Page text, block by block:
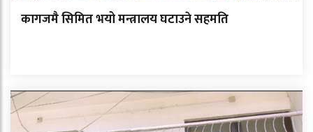
कागजमै सिमित भयो मन्त्रालय घटाउने सहमति